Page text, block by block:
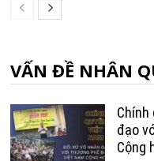
VẤN ĐỀ NHÂN
Chính
đạo
Cộng